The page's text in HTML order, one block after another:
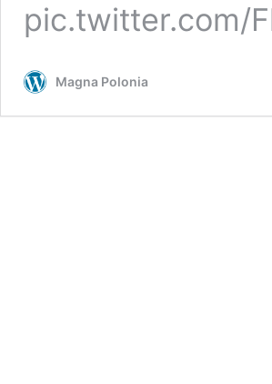
pic.twitter.com/
Magna Polonia